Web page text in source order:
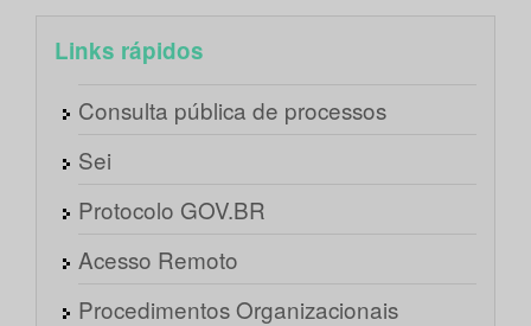
Links rápidos
Consulta pública de processos
Sei
Protocolo GOV.BR
Acesso Remoto
Procedimentos Organizacionais